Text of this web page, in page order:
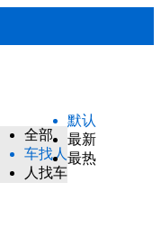
全部
车找人
人找车
默认
最新
最热